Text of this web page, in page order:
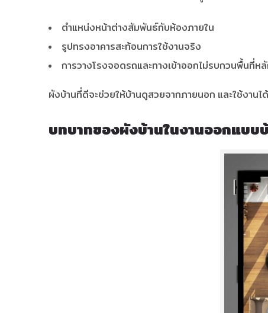
ตำแหน่งหน้าต่างสัมพันธ์กับห้องภายใน
รูปทรงอาคารสะท้อนการใช้งานจริง
การวางโรงจอดรถและทางเข้าออกไม่รบกวนพื้นที่ห
ผังบ้านที่ดีจะช่วยให้บ้านดูสวยจากภายนอก และใช้งาน
บทบาทของผังบ้านในงานออกแบบ